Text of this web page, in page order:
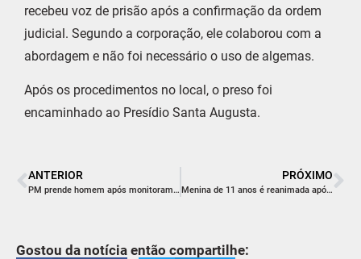
recebeu voz de prisão após a confirmação da ordem
judicial. Segundo a corporação, ele colaborou com a
abordagem e não foi necessário o uso de algemas.
Após os procedimentos no local, o preso foi
encaminhado ao Presídio Santa Augusta.
ANTERIOR
PM prende homem após monitoramento em Balneário Rincão
PRÓXIMO
Menina de 11 anos é reanimada após parada cardiorrespiratória em Içara
Gostou da notícia então compartilhe: